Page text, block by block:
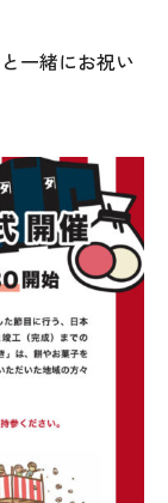
一緒にお祝い